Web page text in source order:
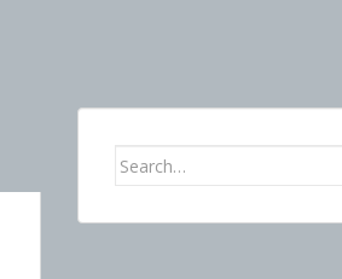
Search